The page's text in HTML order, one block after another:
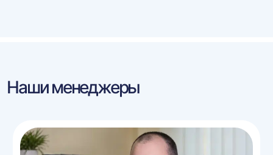
Наши менеджеры